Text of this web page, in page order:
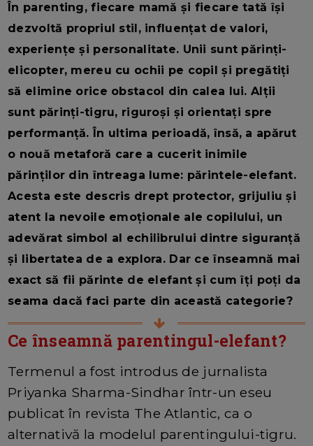
În parenting, fiecare mamă și fiecare tată își
dezvoltă propriul stil, influențat de valori,
experiențe și personalitate. Unii sunt părinți-
elicopter, mereu cu ochii pe copil și pregătiți
să elimine orice obstacol din calea lui. Alții
sunt părinți-tigru, riguroși și orientați spre
performanță. În ultima perioadă, însă, a apărut
o nouă metaforă care a cucerit inimile
părinților din întreaga lume: părintele-elefant.
Acesta este descris drept protector, grijuliu și
atent la nevoile emoționale ale copilului, un
adevărat simbol al echilibrului dintre siguranță
și libertatea de a explora. Dar ce înseamnă mai
exact să fii părinte de elefant și cum îți poți da
seama dacă faci parte din această categorie?
Ce înseamnă parentingul-elefant?
Termenul a fost introdus de jurnalista
Priyanka Sharma-Sindhar într-un eseu
publicat în revista The Atlantic, ca o
alternativă la modelul parentingului-tigru.